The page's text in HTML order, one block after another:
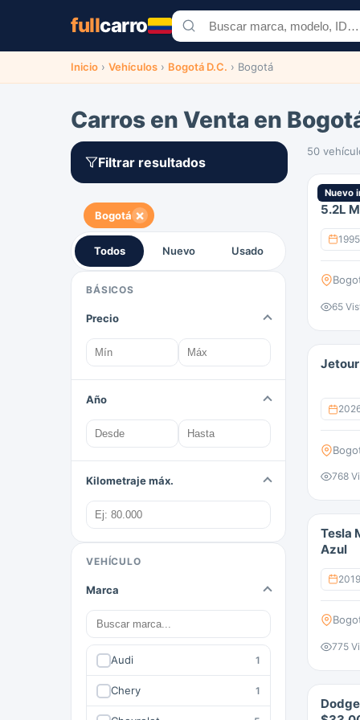
fullcarro
Inicio › Vehículos › Bogotá D.C. › Bogotá
Carros en Venta en
Filtrar resultados
Bogotá ×
Todos Nuevo Usado
BÁSICOS
Precio
Año
Kilometraje máx.
VEHÍCULO
Marca
Audi 1
Chery 1
50
Nuevo
Jeep
5.2L
1995
65
Jetour
768
Tesla
Azul
2019
775